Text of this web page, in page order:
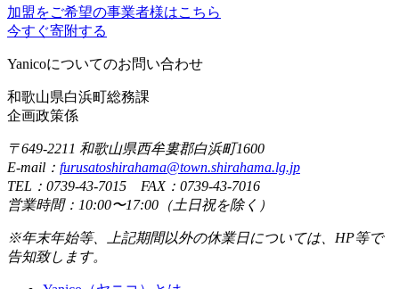
加盟をご希望の事業者様はこちら
今すぐ寄附する
Yanicoについてのお問い合わせ
和歌山県白浜町総務課
企画政策係
〒649-2211 和歌山県西牟婁郡白浜町1600
E-mail： furusatoshirahama@town.shirahama.lg.jp
TEL：0739-43-7015 FAX：0739-43-7016
営業時間：10:00〜17:00（土日祝を除く）
※年末年始等、上記期間以外の休業日については、HP等で
告知致します。